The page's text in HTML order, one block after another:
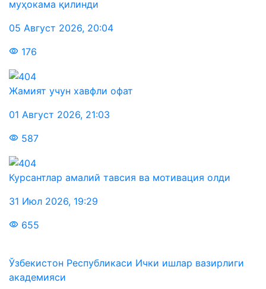
муҳокама қилинди
05 Август 2026, 20:04
176
Жамият учун хавфли офат
01 Август 2026, 21:03
587
Курсантлар амалий тавсия ва мотивация олди
31 Июл 2026, 19:29
655
Ўзбекистон Республикаси Ички ишлар вазирлиги
академияси